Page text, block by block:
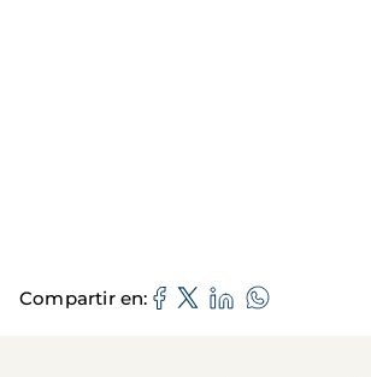
Compartir en